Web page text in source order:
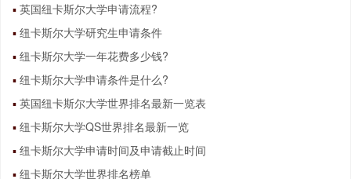
英国纽卡斯尔大学申请流程?
纽卡斯尔大学研究生申请条件
纽卡斯尔大学一年花费多少钱?
纽卡斯尔大学申请条件是什么?
英国纽卡斯尔大学世界排名最新一览表
纽卡斯尔大学QS世界排名最新一览
纽卡斯尔大学申请时间及申请截止时间
纽卡斯尔大学世界排名榜单